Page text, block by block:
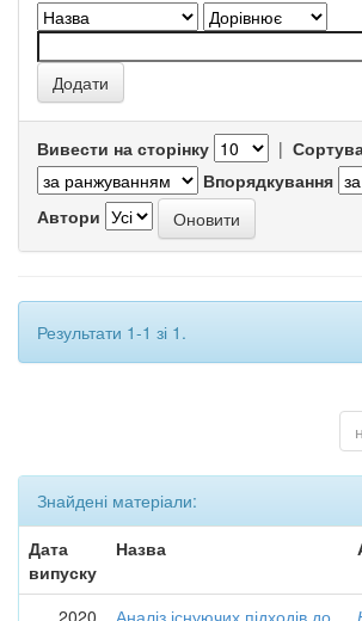
Вивести на сторінку |
Впорядкування
Автори
Результати 1-1 зі 1.
Знайдені матеріали:
Дата
випуску
Назва
2020
Аналіз існуючих підходів до